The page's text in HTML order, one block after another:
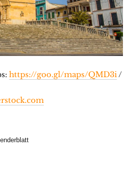
https://goo.gl/maps/QMD3i/